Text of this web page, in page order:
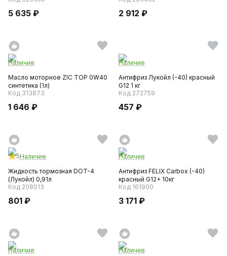
5 635 ₽ 2 912 ₽
Наличие
Масло моторное ZIC TOP 0W40
синтетика (1л)
Код 313873
1 646 ₽
Наличие
Антифриз Лукойл (-40) красный
G12 1 кг
Код 272759
457 ₽
5Наличие
Жидкость тормозная DOT-4
(Лукойл) 0,91л
Код 208013
801 ₽
Наличие
Антифриз FELIX Carbox (-40)
красный G12+ 10кг
Код 161900
3 171 ₽
Наличие
Наличие